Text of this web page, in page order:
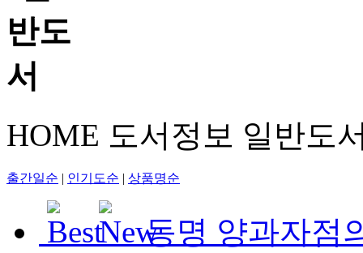
HOME 도서정보 일반도
출간일순 | 인기도순 | 상품명순
동명 양과자점